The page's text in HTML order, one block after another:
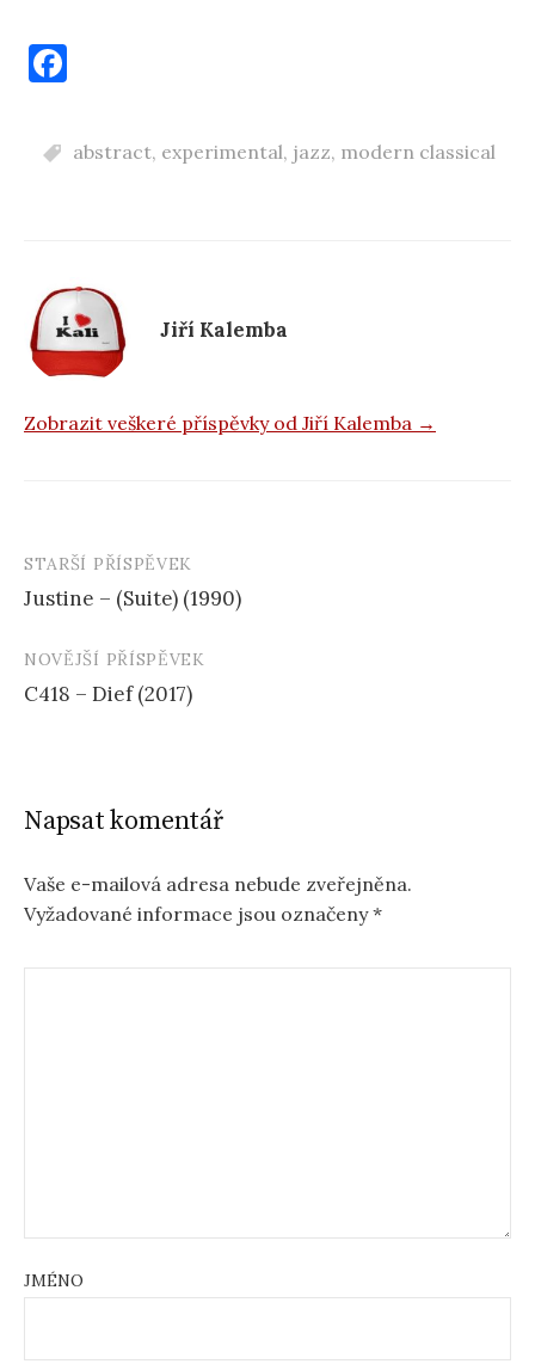
c
o
k
abstract, experimental, jazz, modern classical
Jiří Kalemba
Zobrazit veškeré příspěvky od Jiří Kalemba →
Navigace
příspěvku
STARŠÍ PŘÍSPĚVEK
Justine – (Suite) (1990)
NOVĚJŠÍ PŘÍSPĚVEK
C418 – Dief (2017)
Napsat komentář
Vaše e-mailová adresa nebude zveřejněna.
Vyžadované informace jsou označeny*
JMÉNO